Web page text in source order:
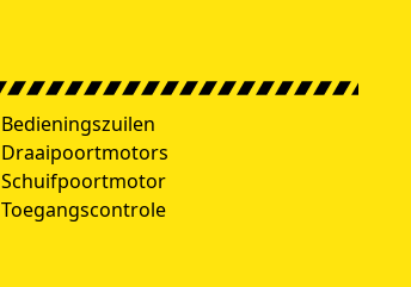
Bedieningszuilen
Draaipoortmotors
Schuifpoortmotor
Toegangscontrole